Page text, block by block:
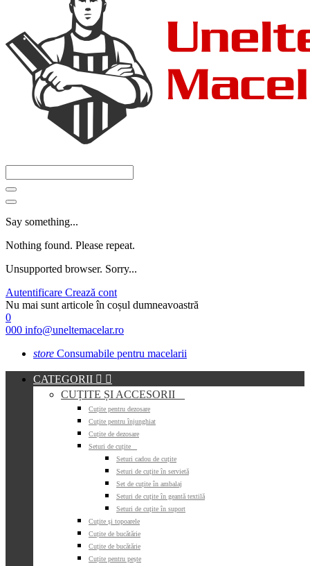
Say something...
Nothing found. Please repeat.
Unsupported browser. Sorry...
Autentificare Crează cont
Nu mai sunt articole în coșul dumneavoastră
0
000 info@uneltemacelar.ro
store Consumabile pentru macelarii
CATEGORII  
CUȚITE ȘI ACCESORII
Cuțite pentru dezosare
Cuțite pentru înjunghiat
Cuțite de dezosare
Seturi de cuțite
Seturi cadou de cuțite
Seturi de cuțite în servietă
Set de cuțite în ambalaj
Seturi de cuțite în geantă textilă
Seturi de cuțite în suport
Cuțite și topoarele
Cuțite de bucătărie
Cuțite de bucătărie
Cuțite pentru pește